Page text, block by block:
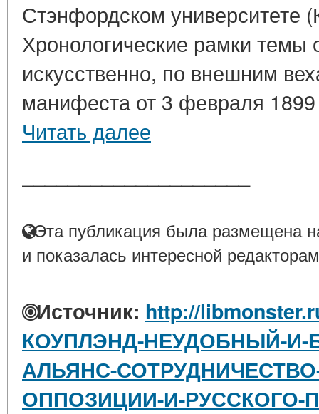
Стэнфордском университете
Хронологические рамки
искусственно, по внешним
манифеста от 3 февраля
Читать далее
Эта публикация была размещена
и показалась интересной
Источник: http://
КОУПЛЭНД-НЕУДОБНЫЙ-
АЛЬЯНС-
ОППОЗИЦИИ-И-РУССКОГО-